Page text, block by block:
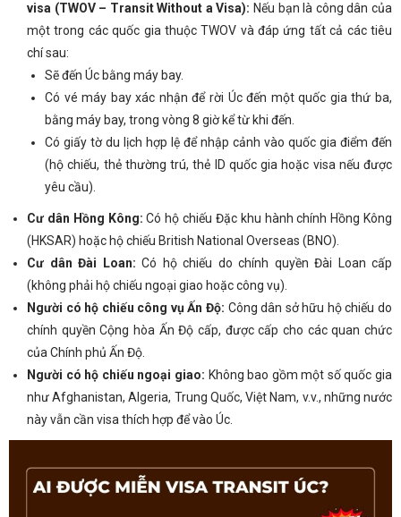
visa (TWOV – Transit Without a Visa): Nếu bạn là công dân của
một trong các quốc gia thuộc TWOV và đáp ứng tất cả các tiêu
chí sau:
Sẽ đến Úc bằng máy bay.
Có vé máy bay xác nhận để rời Úc đến một quốc gia thứ ba,
bằng máy bay, trong vòng 8 giờ kể từ khi đến.
Có giấy tờ du lịch hợp lệ để nhập cảnh vào quốc gia điểm đến
(hộ chiếu, thẻ thường trú, thẻ ID quốc gia hoặc visa nếu được
yêu cầu).
Cư dân Hồng Kông:Có hộ chiếu Đặc khu hành chính Hồng Kông
(HKSAR) hoặc hộ chiếu British National Overseas (BNO).
Cư dân Đài Loan: Có hộ chiếu do chính quyền Đài Loan cấp
(không phải hộ chiếu ngoại giao hoặc công vụ).
Người có hộ chiếu công vụ Ấn Độ: Công dân sở hữu hộ chiếu do
chính quyền Cộng hòa Ấn Độ cấp, được cấp cho các quan chức
của Chính phủ Ấn Độ.
Người có hộ chiếu ngoại giao: Không bao gồm một số quốc gia
như Afghanistan, Algeria, Trung Quốc, Việt Nam, v.v., những nước
này vẫn cần visa thích hợp để vào Úc.